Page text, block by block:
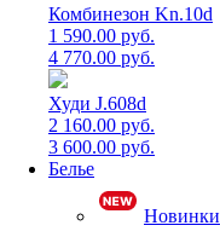
Комбинезон Kn.10d
1 590.00 руб.
4 770.00 руб.
Худи J.608d
2 160.00 руб.
3 600.00 руб.
Белье
Новинки